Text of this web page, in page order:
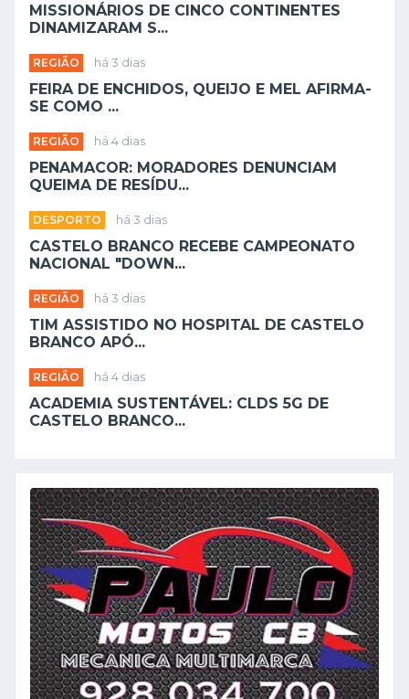
MISSIONÁRIOS DE CINCO CONTINENTES
DINAMIZARAM S...
REGIÃO há 3 dias
FEIRA DE ENCHIDOS, QUEIJO E MEL AFIRMA-
SE COMO ...
REGIÃO há 4 dias
PENAMACOR: MORADORES DENUNCIAM
QUEIMA DE RESÍDU...
DESPORTO há 3 dias
CASTELO BRANCO RECEBE CAMPEONATO
NACIONAL "DOWN...
REGIÃO há 3 dias
TIM ASSISTIDO NO HOSPITAL DE CASTELO
BRANCO APÓ...
REGIÃO há 4 dias
ACADEMIA SUSTENTÁVEL: CLDS 5G DE
CASTELO BRANCO...